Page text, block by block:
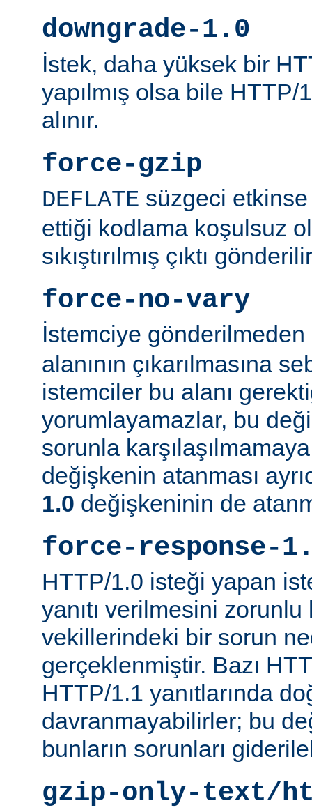
downgrade-1.0
İstek, daha yüksek bir
yapılmış olsa bile
alınır.
force-gzip
DEFLATE süzgeci etkinse
ettiği kodlama koşulsuz
sıkıştırılmış çıktı
force-no-vary
İstemciye
alanının çıkarılmasına
istemciler bu alanı
yorumlayamazlar, bu
sorunla karşılaşılmamaya
değişkenin atanması
1.0 değişkeninin de
force-response-
HTTP/1.0 isteği yapan
yanıtı verilmesini zorunlu
vekillerindeki bir sorun
gerçeklenmiştir. Bazı
HTTP/1.1 yanıtlarında
davranmayabilirler; bu
bunların sorunları
gzip-only-text/